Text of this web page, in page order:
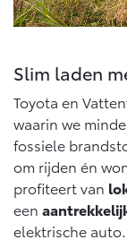
Slim laden
Toyota en
waarin we
fossiele
om rijden én
profiteert van
een
elektrische